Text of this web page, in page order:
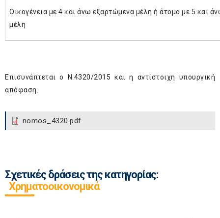
Οικογένεια με 4 και άνω εξαρτώμενα μέλη ή άτομο με 5 και
μέλη
Επισυνάπτεται ο Ν.4320/2015 και η αντίστοιχη υπουργική
απόφαση.
nomos_4320.pdf
Σχετικές δράσεις της κατηγορίας:
Χρηματοοικονομικά